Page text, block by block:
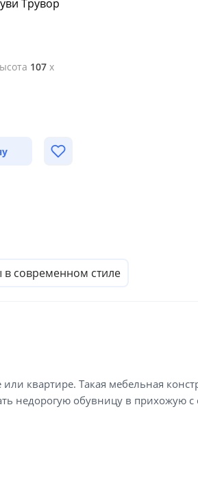
Трувор
107x
современном стиле
квартире. Такая мебельная
недорогую обувницу в прихожую с